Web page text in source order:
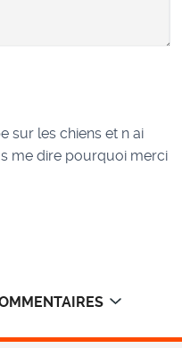
sur les chiens et n ai
me dire pourquoi merci